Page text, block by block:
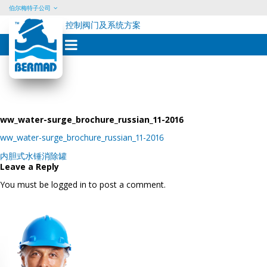
Skip
content
伯尔梅特子公司
控制阀门及系统方案
ww_water-surge_brochure_russian_11-2016
ww_water-surge_brochure_russian_11-2016
Post
navigation
内胆式水锤消除罐
Leave a Reply
You must be logged in to post a comment.